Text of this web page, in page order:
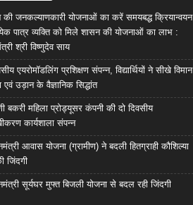
की जनकल्याणकारी योजनाओं का करें समयबद्ध क्रियान्वयन
पात्र व्यक्ति को मिले शासन की योजनाओं का लाभ :
श्री विष्णुदेव साय
एयरोमॉडलिंग प्रशिक्षण संपन्न, विद्यार्थियों ने सीखे विमान
एवं उड़ान के वैज्ञानिक सिद्धांत
बकरी महिला प्रोड्यूसर कंपनी की दो दिवसीय
कार्यशाला संपन्न
आवास योजना (ग्रामीण) ने बदली हितग्राही कौशिल्या
जिंदगी
सूर्यघर मुफ्त बिजली योजना से बदल रही जिंदगी